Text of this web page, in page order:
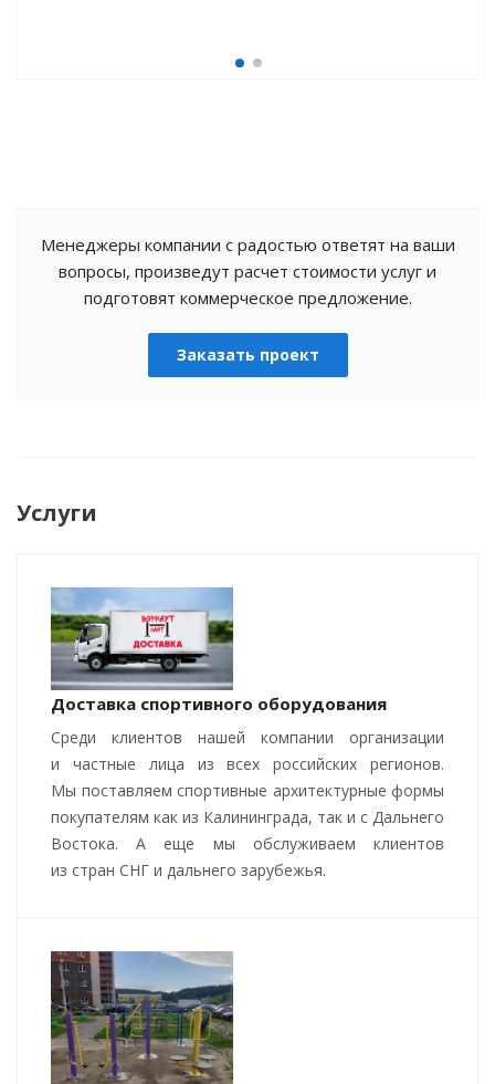
Менеджеры компании с радостью ответят на ваши
вопросы, произведут расчет стоимости услуг и
подготовят коммерческое предложение.
Заказать проект
Услуги
Доставка спортивного оборудования
Среди клиентов нашей компании организации
и частные лица из всех российских регионов.
Мы поставляем спортивные архитектурные формы
покупателям как из Калининграда, так и с Дальнего
Востока. А еще мы обслуживаем клиентов
из стран СНГ и дальнего зарубежья.